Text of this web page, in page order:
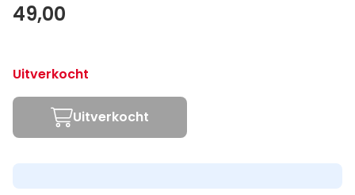
49,00
Uitverkocht
Uitverkocht